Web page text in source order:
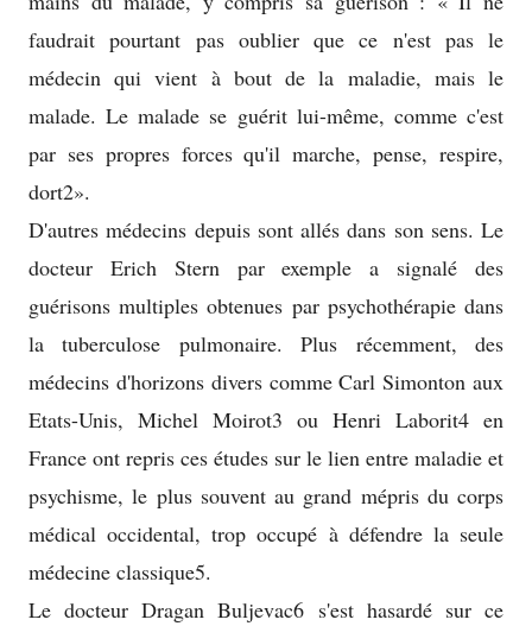
faudrait pourtant pas oublier que ce n'est pas le
médecin qui vient à bout de la maladie, mais le
malade. Le malade se guérit lui-même, comme c'est
par ses propres forces qu'il marche, pense, respire,
dort2».
D'autres médecins depuis sont allés dans son sens. Le
docteur Erich Stern par exemple a signalé des
guérisons multiples obtenues par psychothérapie dans
la tuberculose pulmonaire. Plus récemment, des
médecins d'horizons divers comme Carl Simonton aux
Etats-Unis, Michel Moirot3 ou Henri Laborit4 en
France ont repris ces études sur le lien entre maladie et
psychisme, le plus souvent au grand mépris du corps
médical occidental, trop occupé à défendre la seule
médecine classique5.
Le docteur Dragan Buljevac6 s'est hasardé sur ce